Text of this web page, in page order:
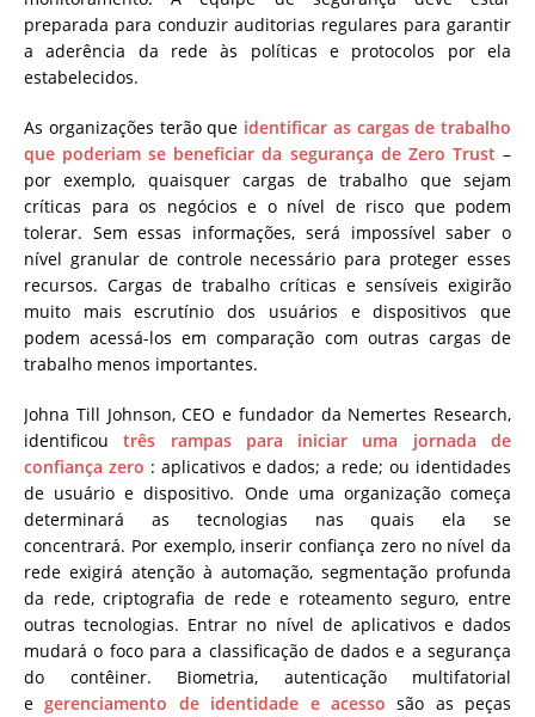
preparada para conduzir auditorias regulares para garantir
a aderência da rede às políticas e protocolos por ela
estabelecidos.
As organizações terão que identificar as cargas de trabalho
que poderiam se beneficiar da segurança de Zero Trust –
por exemplo, quaisquer cargas de trabalho que sejam
críticas para os negócios e o nível de risco que podem
tolerar. Sem essas informações, será impossível saber o
nível granular de controle necessário para proteger esses
recursos. Cargas de trabalho críticas e sensíveis exigirão
muito mais escrutínio dos usuários e dispositivos que
podem acessá-los em comparação com outras cargas de
trabalho menos importantes.
Johna Till Johnson, CEO e fundador da Nemertes Research,
identificoutrês rampas para iniciar uma jornada de
confiança zero : aplicativos e dados; a rede; ou identidades
de usuário e dispositivo. Onde uma organização começa
determinará as tecnologias nas quais ela se
concentrará. Por exemplo, inserir confiança zero no nível da
rede exigirá atenção à automação, segmentação profunda
da rede, criptografia de rede e roteamento seguro, entre
outras tecnologias. Entrar no nível de aplicativos e dados
mudará o foco para a classificação de dados e a segurança
do contêiner. Biometria, autenticação multifatorial
egerenciamento de identidade e acesso são as peças